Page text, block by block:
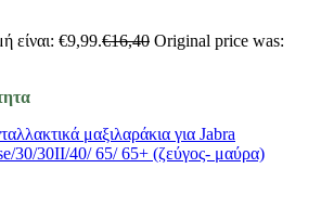
είναι: €9,99.€16,40 Original price was: